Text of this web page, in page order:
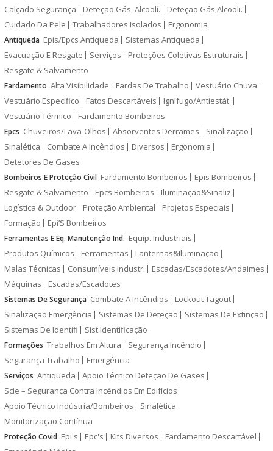
Calçado Segurança
Deteção Gás, Alcoolí.
Deteção Gás,Alcooli.
Cuidado Da Pele
Trabalhadores Isolados Ergonomia
Antiqueda Epis/Epcs Antiqueda
Sistemas Antiqueda
Evacuação E Resgate
Serviços
Proteções Coletivas Estruturais
Resgate & Salvamento
Fardamento Alta Visibilidade Fardas De Trabalho
Vestuário Chuva
Vestuário Específico
Fatos Descartáveis
Ignífugo/Antiestát.
Vestuário Térmico
Fardamento Bombeiros
Epcs Chuveiros/Lava-Olhos Absorventes Derrames
Sinalização
Sinalética
Combate A Incêndios Diversos
Ergonomia
Detetores De Gases
Bombeiros E Proteção Civil Fardamento Bombeiros
Epis Bombeiros
Resgate & Salvamento
Epcs Bombeiros
Iluminação&Sinaliz
Logística & Outdoor
Proteção Ambiental
Projetos Especiais
Formação
Epi’S Bombeiros
Ferramentas E Eq. Manutenção Ind. Equip. Industriais
Produtos Químicos
Ferramentas
Lanternas&Iluminação
Malas Técnicas
Consumíveis Industr.
Escadas/Escadotes/Andaimes
Máquinas
Escadas/Escadotes
Sistemas De Segurança Combate A Incêndios
Lockout Tagout
Sinalização Emergência
Sistemas De Deteção
Sistemas De Extinção
Sistemas De Identifi
Sist.Identificação
Formações Trabalhos Em Altura
Segurança Incêndio
Segurança Trabalho
Emergência
Serviços Antiqueda
Apoio Técnico Deteção De Gases
Scie – Segurança Contra Incêndios Em Edifícios
Apoio Técnico Indústria/Bombeiros
Sinalética
Monitorização Contínua
Proteção Covid Epi's Epc's Kits Diversos
Fardamento Descartável